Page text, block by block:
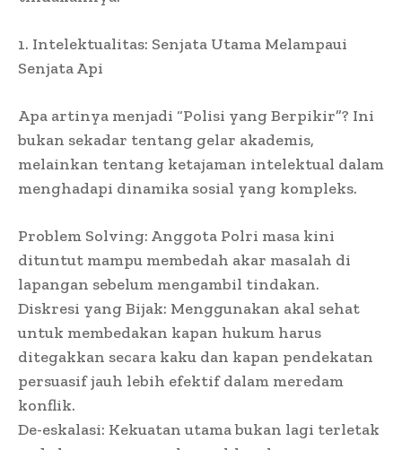
1. Intelektualitas: Senjata Utama Melampaui
Senjata Api
Apa artinya menjadi “Polisi yang Berpikir”? Ini
bukan sekadar tentang gelar akademis,
melainkan tentang ketajaman intelektual dalam
menghadapi dinamika sosial yang kompleks.
Problem Solving: Anggota Polri masa kini
dituntut mampu membedah akar masalah di
lapangan sebelum mengambil tindakan.
Diskresi yang Bijak: Menggunakan akal sehat
untuk membedakan kapan hukum harus
ditegakkan secara kaku dan kapan pendekatan
persuasif jauh lebih efektif dalam meredam
konflik.
De-eskalasi: Kekuatan utama bukan lagi terletak